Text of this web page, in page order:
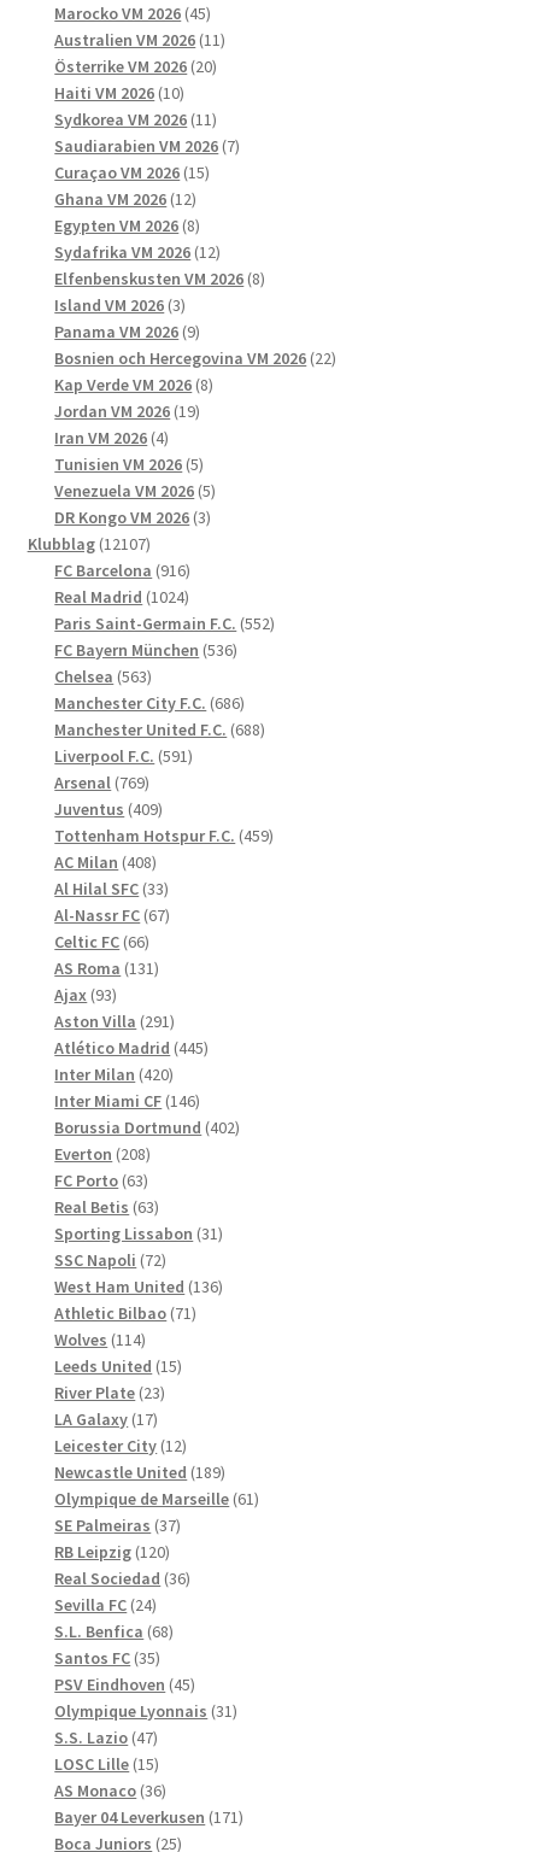
Marocko VM 2026 4545
produkter
Australien VM 2026 1111
Österrike VM 2026 2020
Haiti VM 2026 1010
produkter
Sydkorea VM 2026 1111
produkter
Saudiarabien VM 2026 77
Curaçao VM 2026 1515
Ghana VM 2026 1212
produkter
Egypten VM 2026 88
produkter
Sydafrika VM 2026 1212
produkter
Elfenbenskusten VM 2026 88
Island VM 2026 33
produkter
Panama VM 2026 99
produkter
Bosnien och Hercegovina VM 2026 2222
Kap Verde VM 2026 88
Jordan VM 2026 1919
Iran VM 2026 44
produkter
Tunisien VM 2026 55
produkter
Venezuela VM 2026 55
DR Kongo VM 2026 33
Klubblag 1210712107
produkter
FC Barcelona 916916
produkter
Real Madrid 10241024
produkter
Paris Saint-Germain F.C. 552552
FC Bayern München 536536
Chelsea 563563
produkter
Manchester City F.C. 686686
produkter
Manchester United F.C. 688688
Liverpool F.C. 591591
Arsenal 769769
produkter
Juventus 409409
produkter
Tottenham Hotspur F.C. 459459
AC Milan 408408
produkter
Al Hilal SFC 3333
produkter
Al-Nassr FC 6767
Celtic FC 6666
produkter
AS Roma 131131
Ajax 9393
produkter
Aston Villa 291291
produkter
Atlético Madrid 445445
Inter Milan 420420
produkter
Inter Miami CF 146146
produkter
Borussia Dortmund 402402
Everton 208208
produkter
FC Porto 6363
produkter
Real Betis 6363
produkter
Sporting Lissabon 3131
SSC Napoli 7272
produkter
West Ham United 136136
Athletic Bilbao 7171
Wolves 114114
produkter
Leeds United 1515
River Plate 2323
LA Galaxy 1717
produkter
Leicester City 1212
produkter
Newcastle United 189189
produkter
Olympique de Marseille 6161
SE Palmeiras 3737
RB Leipzig 120120
produkter
Real Sociedad 3636
Sevilla FC 2424
produkter
S.L. Benfica 6868
Santos FC 3535
produkter
PSV Eindhoven 4545
produkter
Olympique Lyonnais 3131
S.S. Lazio 4747
produkter
LOSC Lille 1515
produkter
AS Monaco 3636
produkter
Bayer 04 Leverkusen 171171
Boca Juniors 2525